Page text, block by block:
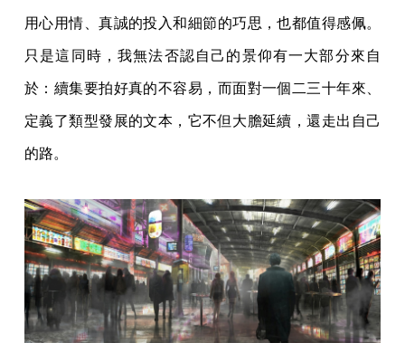
用心用情、真誠的投入和細節的巧思，也都值得感佩。
只是這同時，我無法否認自己的景仰有一大部分來自
於：續集要拍好真的不容易，而面對一個二三十年來、
定義了類型發展的文本，它不但大膽延續，還走出自己
的路。